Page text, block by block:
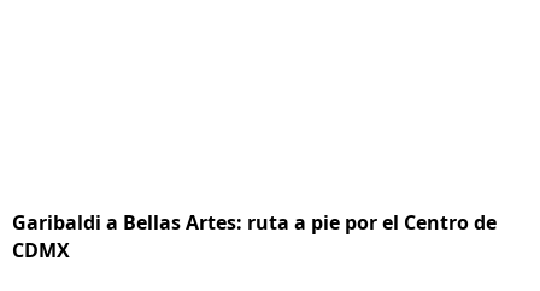
Garibaldi a Bellas Artes: ruta a pie por el Centro de
CDMX